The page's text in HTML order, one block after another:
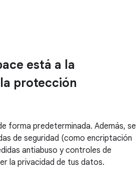
está a la
protección
forma predeterminada. Además, se
de seguridad (como encriptación
antiabuso y controles de
la privacidad de tus datos.